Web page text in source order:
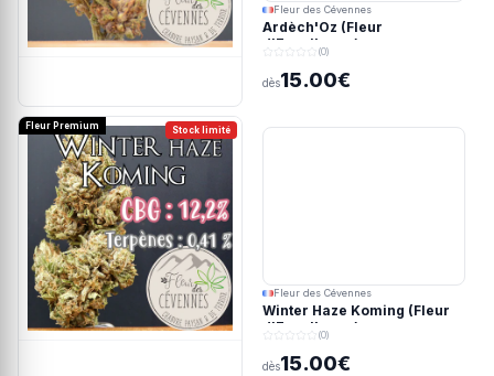
Fleur des Cévennes
Ardèch'Oz (Fleur
d'Excellence)
(0)
dès15.00€
Stock limité
Fleur Premium
Fleur des Cévennes
Winter Haze Koming (Fleur
d'Excellence)
(0)
dès15.00€